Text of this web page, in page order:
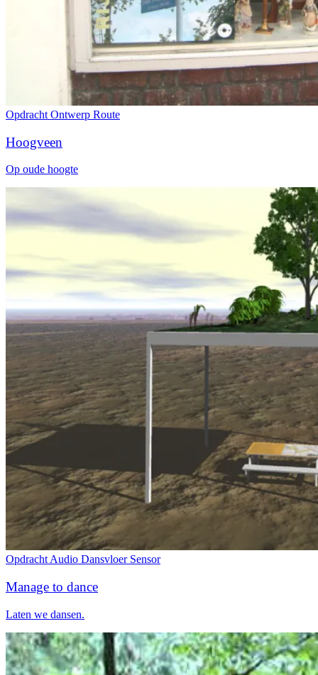
Opdracht Ontwerp Route
Hoogveen
Op oude hoogte
Opdracht Audio Dansvloer Sensor
Manage to dance
Laten we dansen.